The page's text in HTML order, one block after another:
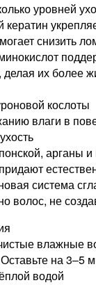
уровней
снизить
делая их более
кослоты
влаги в
арганы
система
волос, не
влажные
на 3–5
водой